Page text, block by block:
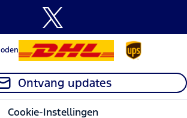
Ontvang updates
Cookie-Instellingen